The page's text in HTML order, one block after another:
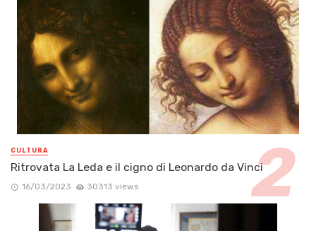
CULTURA
Ritrovata La Leda e il cigno di Leonardo da Vinci
16/03/2023 30313 views